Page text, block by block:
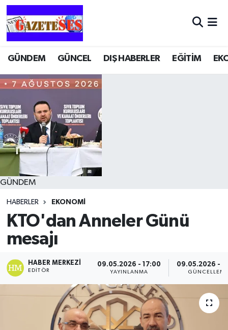
GÜNDEM GÜNCEL DIŞ HABERLER EĞİTİM
GÜNDEM
HABERLER EKONOMİ
KTO'dan Anneler Günü
mesajı
HABER MERKEZI
EDITÖR
09.05.2026 - 17:00
YAYINLANMA
09.05.2026 -